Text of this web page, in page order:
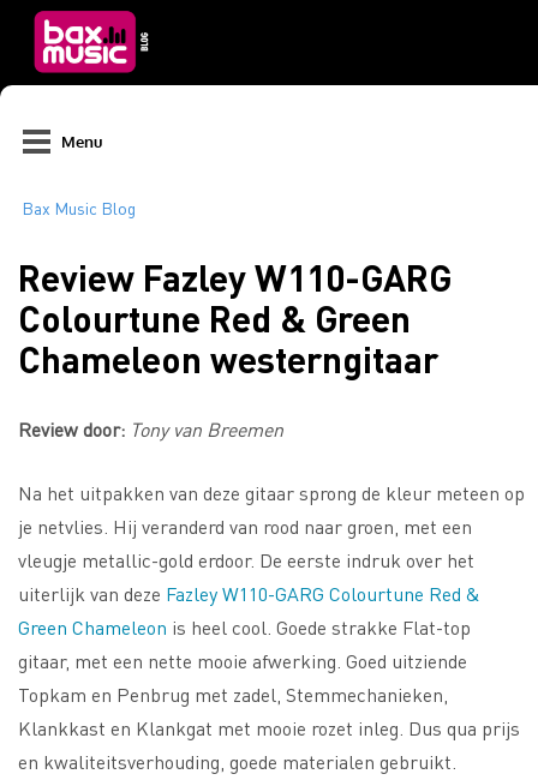
Menu
Review Fazley W110-GARG
Colourtune Red & Green
Chameleon westerngitaar
Review door: Tony van Breemen
Na het uitpakken van deze gitaar sprong de kleur meteen op
je netvlies. Hij veranderd van rood naar groen, met een
vleugje metallic-gold erdoor. De eerste indruk over het
uiterlijk van deze Fazley W110-GARG Colourtune Red &
Green Chameleon is heel cool. Goede strakke Flat-top
gitaar, met een nette mooie afwerking. Goed uitziende
Topkam en Penbrug met zadel, Stemmechanieken,
Klankkast en Klankgat met mooie rozet inleg. Dus qua prijs
en kwaliteitsverhouding, goede materialen gebruikt.